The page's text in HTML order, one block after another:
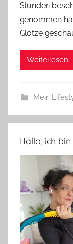
Stunden
genommen
Glotze
Weiterlesen
Mein
Hallo, ich